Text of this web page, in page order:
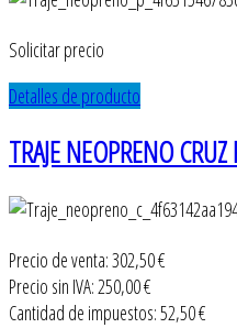
Solicitar precio
Detalles de producto
TRAJE NEOPRENO CRUZ
Precio de venta:302,50 €
Precio sin IVA:250,00 €
Cantidad de impuestos:52,50 €